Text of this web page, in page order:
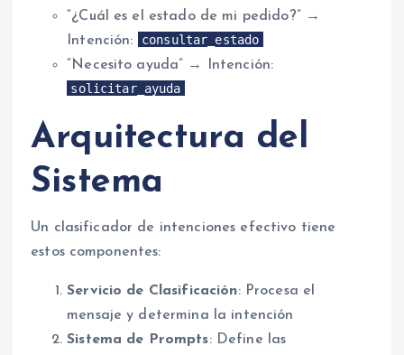
“¿Cuál es el estado de mi pedido?” →
Intención:
consultar_estado
“Necesito ayuda” → Intención:
solicitar_ayuda
Arquitectura del
Sistema
Un clasificador de intenciones efectivo tiene
estos componentes:
Servicio de Clasificación: Procesa el
mensaje y determina la intención
Sistema de Prompts: Define las